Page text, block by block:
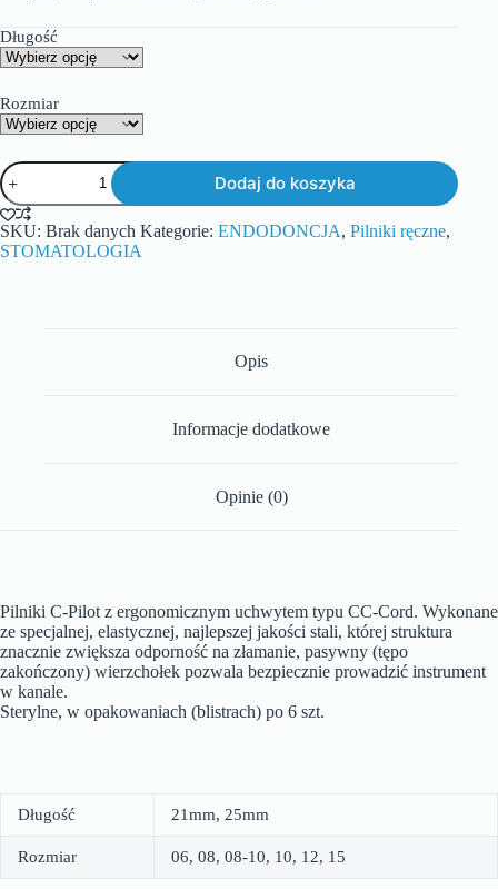
Długość
Rozmiar
Dodaj do koszyka
SKU: Brak danych Kategorie: ENDODONCJA, Pilniki ręczne,
STOMATOLOGIA
Opis
Informacje dodatkowe
Opinie (0)
Pilniki C-Pilot z ergonomicznym uchwytem typu CC-Cord. Wykonane
ze specjalnej, elastycznej, najlepszej jakości stali, której struktura
znacznie zwiększa odporność na złamanie, pasywny (tępo
zakończony) wierzchołek pozwala bezpiecznie prowadzić instrument
w kanale.
Sterylne, w opakowaniach (blistrach) po 6 szt.
Długość 21mm, 25mm
Rozmiar 06, 08, 08-10, 10, 12, 15